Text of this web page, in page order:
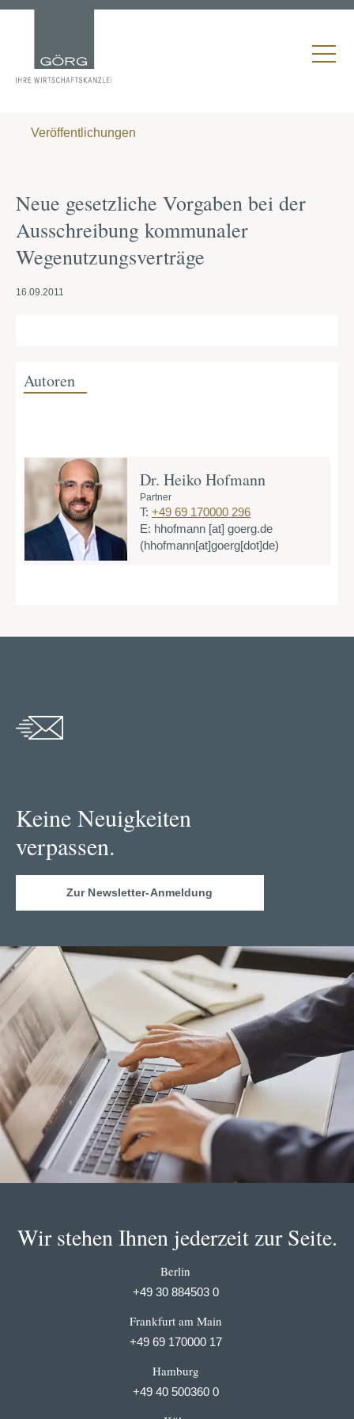
Veröffentlichungen
Neue gesetzliche Vorgaben bei der
Ausschreibung kommunaler
Wegenutzungsverträge
16.09.2011
Autoren
Dr. Heiko Hofmann
Partner
T: +49 69 170000 296
E: hhofmann [at] goerg.de
(hhofmann[at]goerg[dot]de)
Keine Neuigkeiten
verpassen.
Zur Newsletter-Anmeldung
Wir stehen Ihnen jederzeit zur Seite.
Berlin
+49 30 884503 0
Frankfurt am Main
+49 69 170000 17
Hamburg
+49 40 500360 0